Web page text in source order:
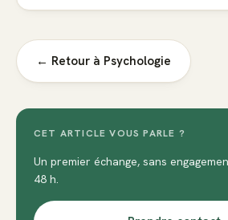
← Retour à Psychologie
CET ARTICLE VOUS PARLE ?
Un premier échange, sans
48 h.